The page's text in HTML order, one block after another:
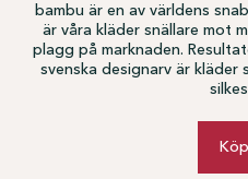
bambu är en av världens
är våra kläder snällare mot
plagg på marknaden.
svenska designarv är kläder